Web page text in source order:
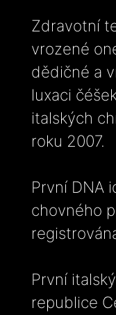
Zdravotní
vrozené
dědičné a
luxaci
italských
roku 2007.
První DNA
chovného
První
republice